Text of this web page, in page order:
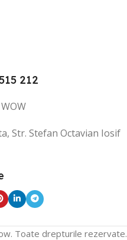
212
Str. Stefan Octavian Iosif
Toate drepturile rezervate.